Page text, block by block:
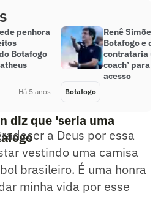
penhora
Botafogo
Há 5 anos
Renê Simões
Botafogo e
contrataria
coach’ para
acesso
Botafogo
diz que 'seria uma
a Deus por essa
vestindo uma camisa
brasileiro. É uma honra
minha vida por esse